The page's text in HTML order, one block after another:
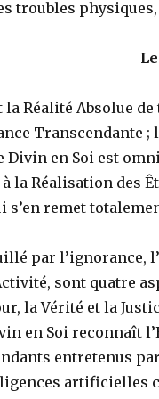
troubles
la Réalité Absolue
Transcendante ;
en Soi est
la Réalisation des
s’en remet
par
sont quatre
la Vérité et la
en Soi reconnaît
entretenus
artificielles